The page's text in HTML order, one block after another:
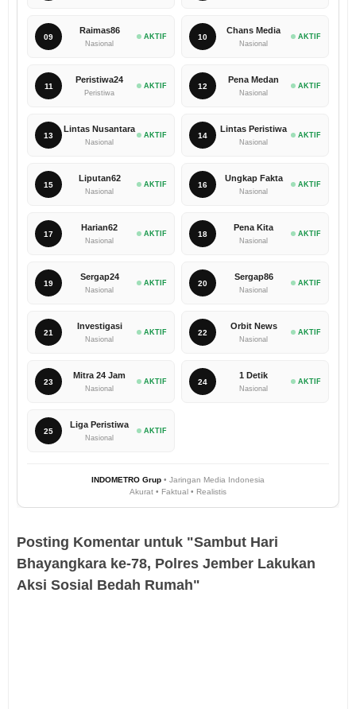
09
Raimas86
Nasional
AKTIF 10
Chans Media
Nasional
AKTIF
11
Peristiwa24
Peristiwa
AKTIF 12
Pena Medan
Nasional
AKTIF
13
Lintas Nusantara
Nasional
AKTIF 14
Lintas Peristiwa
Nasional
AKTIF
15
Liputan62
Nasional
AKTIF 16
Ungkap Fakta
Nasional
AKTIF
17
Harian62
Nasional
AKTIF 18
Pena Kita
Nasional
AKTIF
19
Sergap24
Nasional
AKTIF 20
Sergap86
Nasional
AKTIF
21
Investigasi
Nasional
AKTIF 22
Orbit News
Nasional
AKTIF
23
Mitra 24 Jam
Nasional
AKTIF 24
1 Detik
Nasional
AKTIF
25
Liga Peristiwa
Nasional
AKTIF
INDOMETRO Grup • Jaringan Media Indonesia
Akurat • Faktual • Realistis
Posting Komentar untuk "Sambut Hari
Bhayangkara ke-78, Polres Jember Lakukan
Aksi Sosial Bedah Rumah"